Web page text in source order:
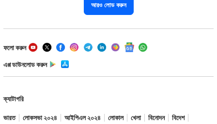
আরও লোড করুন
ফলো করুন
এপ্প ডাউনলোড করুন
ক্যাটাগরি
ভারত লোকসভা ২০২৪ আইপিএল ২০২৪ লোকাল খেলা বিনোদন
বিদেশ